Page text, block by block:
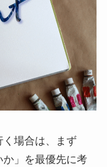
く場合は、まず
か」を最優先に考